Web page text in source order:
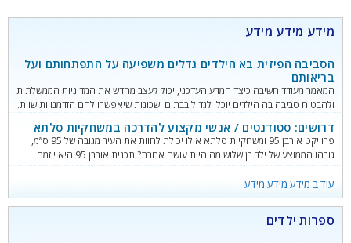
מידע מידע מידע
הסביבה הפיזית בא הילדים גדלים משפיעה על התפתחותם ועל
בריאותם
המאמר מעודד חשיבה כיצד המדע העדכני, יכול לעצב מחדש את המדיניות הממשלתית
ולהבטיח סביבה בה הילדים יוכלו לגדול בבתים ושכונות שיאפשרו להם הזדמנויות שוות.
דרושים: סטודנטים / אנשי מקצוע להדרכה במשחקיות סלתא
פרוייקט אורבן 95 ומשחקיות סלתא אילו יכולת לחוות את העיר מגובה של 95 ס”מ,
גובהו הממוצע של ילד בן שלוש מה היית עושה אחרת? תכנית אורבן 95 היא יוזמה
בינלאומית של קרן ברנרד ון ליר לקידום שינויים בני קיימה בסביבות ובהזדמנויות
שמעצבות את השנים הראשונות והמכריעות בחיי ילדים. התוכנית מבוססת על האמונה
כי כאשר שכונות
עוד ב מידע מידע מידע
ספרות ילדים